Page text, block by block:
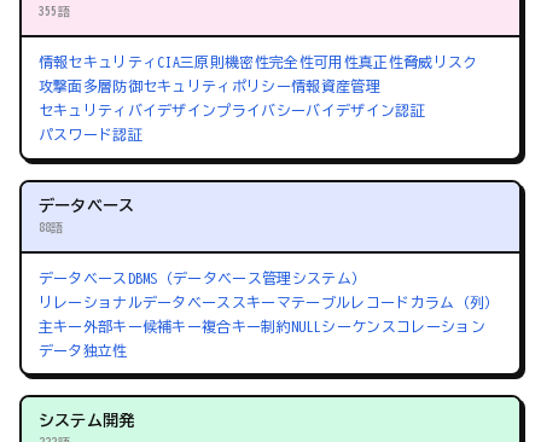
355語
情報セキュリティ CIA三原則機密性完全性可用性真正性脅威 リスク
攻撃面多層防御セキュリティポリシー情報資産管理
セキュリティバイデザインプライバシーバイデザイン認証
パスワード認証
データベース
88語
データベース DBMS（データベース管理システム）
リレーショナルデータベース スキーマテーブルレコード カラム（列）
主キー外部キー候補キー複合キー制約NULL シーケンス コレーション
データ独立性
システム開発